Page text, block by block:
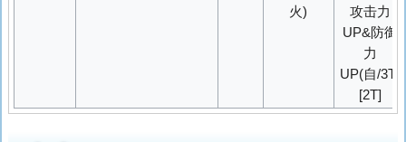
火)
攻击力
UP&防御
力
UP(自/3T)
[2T]